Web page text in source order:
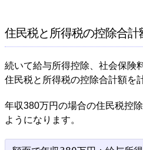
住民税と所得税の控除合計
続いて給与所得控除、社会保険
住民税と所得税の控除合計額を
年収380万円の場合の住民税控
ようになります。